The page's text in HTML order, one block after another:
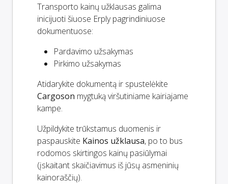
Transporto kainų užklausas galima
inicijuoti šiuose Erply pagrindiniuose
dokumentuose:
Pardavimo užsakymas
Pirkimo užsakymas
Atidarykite dokumentą ir spustelėkite
Cargoson mygtuką viršutiniame kairiajame
kampe.
Užpildykite trūkstamus duomenis ir
paspauskite Kainos užklausa, po to bus
rodomos skirtingos kainų pasiūlymai
(įskaitant skaičiavimus iš jūsų asmeninių
kainoraščių).